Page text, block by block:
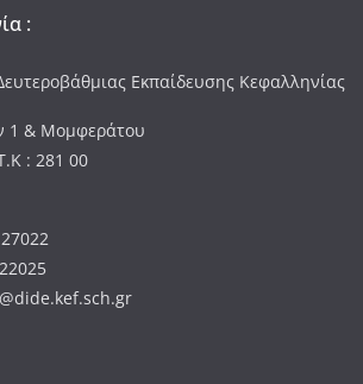
:
Εκπαίδευσης Κεφαλληνίας
1 & Μομφεράτου
: 281 00